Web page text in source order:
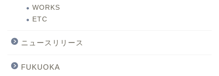
WORKS
ETC
ニュースリリース
FUKUOKA